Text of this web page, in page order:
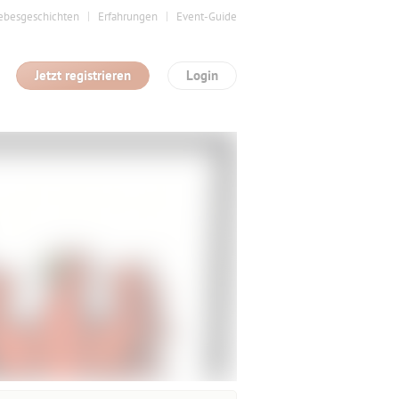
Erfahrungen Event-Guide
Login
Jetzt registrieren